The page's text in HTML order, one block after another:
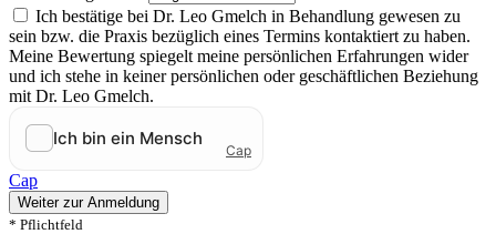
Ich bestätige bei Dr. Leo Gmelch in Behandlung gewesen zu
sein bzw. die Praxis bezüglich eines Termins kontaktiert zu haben.
Meine Bewertung spiegelt meine persönlichen Erfahrungen wider
und ich stehe in keiner persönlichen oder geschäftlichen Beziehung
mit Dr. Leo Gmelch.
Cap
Weiter zur Anmeldung
* Pflichtfeld